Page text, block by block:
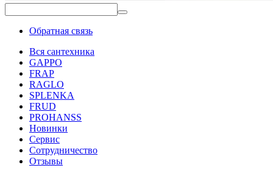
Обратная связь
Вся сантехника
GAPPO
FRAP
RAGLO
SPLENKA
FRUD
PROHANSS
Новинки
Сервис
Сотрудничество
Отзывы